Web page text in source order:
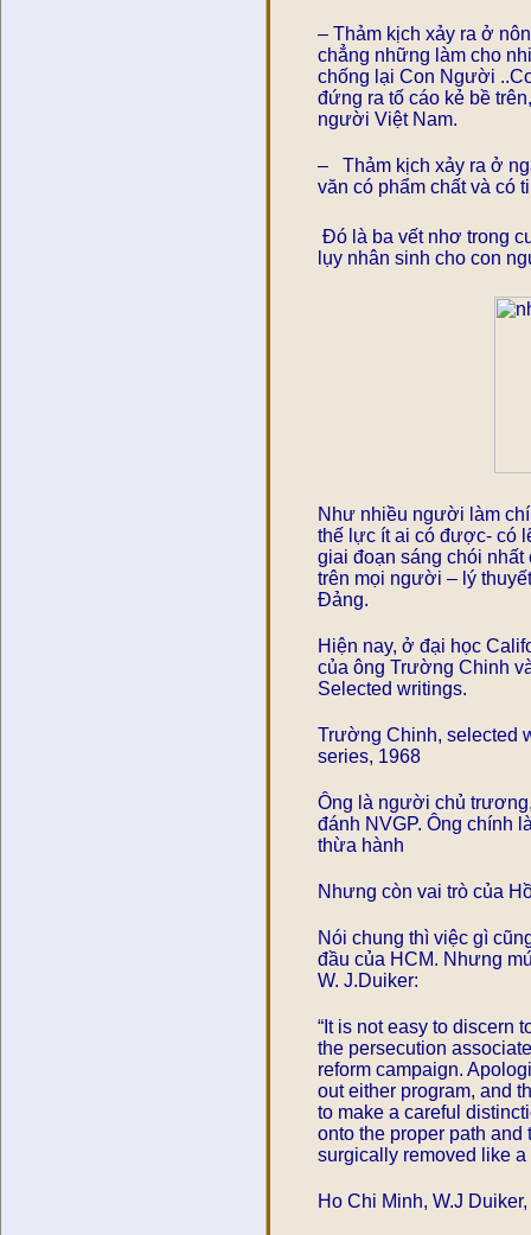
– Thảm kịch xảy ra ở
chẳng những làm cho
chống lại Con Người
đứng ra tố cáo kẻ bề
người Việt Nam.
– Thảm kịch xảy ra ở
văn có phẩm chất và có
Đó là ba vết nhơ trong
lụy nhân sinh cho con
Như nhiều người làm
thế lực ít ai có được- có
giai đoạn sáng chói
trên mọi người – lý
Đảng.
Hiện nay, ở đại học
của ông Trường Chinh
Selected writings.
Trường Chinh, selected
series, 1968
Ông là người chủ
đánh NVGP. Ông chính
thừa hành
Nhưng còn vai trò của
Nói chung thì việc gì
đầu của HCM. Nhưng
W. J.Duiker:
“It is not easy to discern
the persecution
reform campaign.
out either program, and
to make a careful
onto the proper path
surgically removed like
Ho Chi Minh, W.J